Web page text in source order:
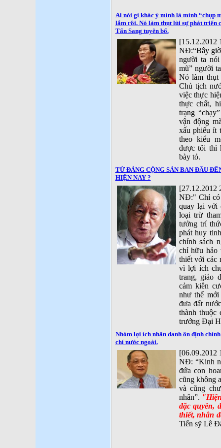
Ai nói gì khác ý mình là mình “chụp
lắm rồi. Nó làm thụt lùi sự phát triển
Tấn Sang tuyên bố.
[15.12.2012
NĐ:“Bây
người ta
mũ” người
Nó làm thụt
Chủ tịch
việc thực
thực chất,
trạng
vận động
xấu phiếu ít
theo kiểu
được tôi thì
bày tỏ.
TỪ ĐẢNG CỘNG SẢN BAN ĐẦU
HIỆN NAY ?
[27.12.2012
NĐ:" Chỉ có
quay lại với
loại trừ
tưởng trí
phát huy
chính sách
chỉ hữu hảo
thiết với các
vì lợi ích
trang, giáo
cảm kiên
như thế
đưa đất
thành thuộc
trướng Đại
Nhóm lợi ích nhân danh ổn định
chí nước ngoài.
[06.09.2012
NĐ: “Kinh
đứa con
cũng không
và cũng
nhân”.
đặc quyền,
thiết, nhân
Tiến sỹ Lê